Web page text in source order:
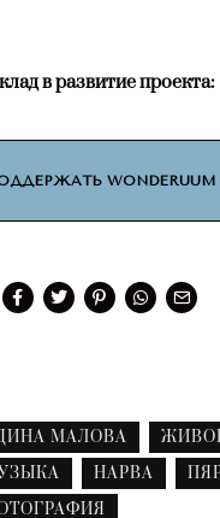
в развитие проекта:
WONDERUUM
МАЛОВА
НАРВА